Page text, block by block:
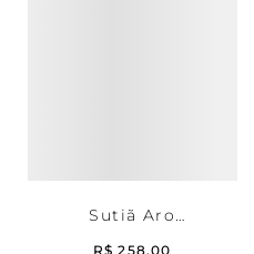
Sutiã Aro
R$ 258,00